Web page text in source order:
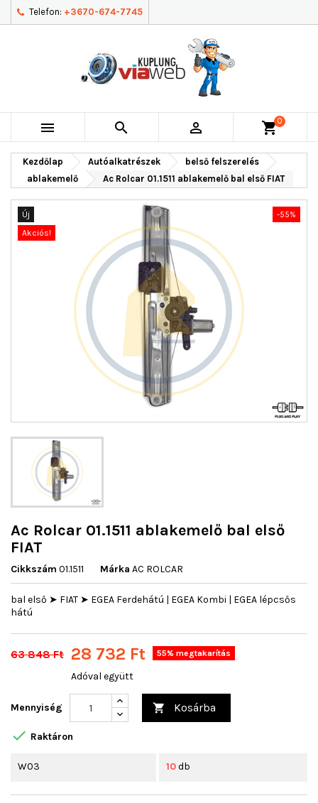
Telefon: +3670-674-7745
   shopping_cart0
Kezdőlap Autóalkatrészek
belső felszerelés
ablakemelő
Ac Rolcar 01.1511 ablakemelő bal első FIAT
Új
-55%
Akciós!
Ac Rolcar 01.1511 ablakemelő bal első
FIAT
Cikkszám 01.1511 Márka AC ROLCAR
bal első ➤ FIAT ➤ EGEA Ferdehátú | EGEA Kombi | EGEA lépcsős
hátú
63 848 Ft 28 732 Ft 55% megtakarítás
Adóval együtt
Mennyiség  Kosárba
 Raktáron
W03 10db